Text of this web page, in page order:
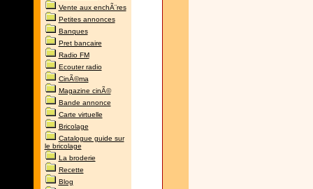
Vente aux enchÃ¨res
Petites annonces
Banques
Pret bancaire
Radio FM
Ecouter radio
CinÃ©ma
Magazine cinÃ©
Bande annonce
Carte virtuelle
Bricolage
Catalogue guide sur
le bricolage
La broderie
Recette
Blog